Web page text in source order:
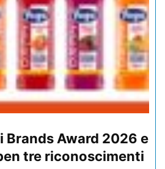
Brands Award 2026 e
tre riconoscimenti